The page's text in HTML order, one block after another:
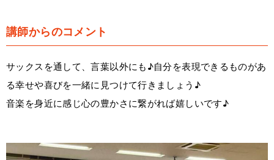
講師からのコメント
サックスを通して、言葉以外にも♪自分を表現できるものがあ
る幸せや喜びを一緒に見つけて行きましょう♪
音楽を身近に感じ心の豊かさに繋がれば嬉しいです♪